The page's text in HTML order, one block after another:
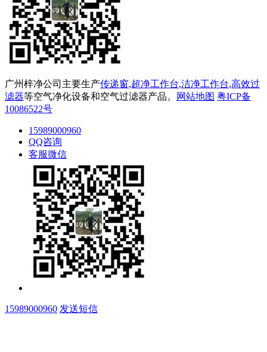
广州梓净公司主要生产传递窗,超净工作台,洁净工作台,高效过
滤器等空气净化设备和空气过滤器产品。 网站地图 粤ICP备
10086522号
15989000960
QQ咨询
客服微信
15989000960 发送短信